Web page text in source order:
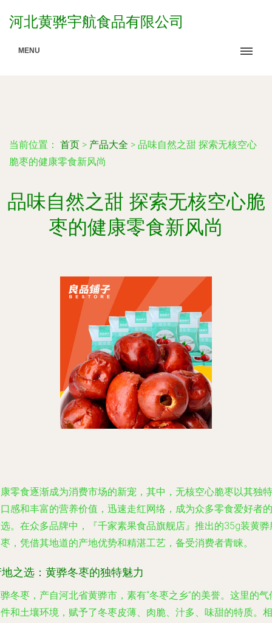
河北黄骅宇航食品有限公司
MENU
当前位置： 首页 > 产品大全 > 品味自然之甜 探索无核空心
脆枣的健康零食新风尚
品味自然之甜 探索无核空心脆
枣的健康零食新风尚
零食逐渐成为消费市场的新宠，其中，无核空心脆枣以其独特
感和丰富的营养价值，迅速走红网络，成为众多零食爱好者的
。在众多品牌中，『千家素果食品旗舰店』推出的35g装黄骅
，凭借其地道的产地优势和精湛工艺，备受消费者青睐。
之选：黄骅冬枣的独特魅力
冬枣，产自河北省黄骅市，素有“冬枣之乡”的美誉。这里的气
和土壤环境，赋予了冬枣皮薄、肉脆、汁多、味甜的特质。相